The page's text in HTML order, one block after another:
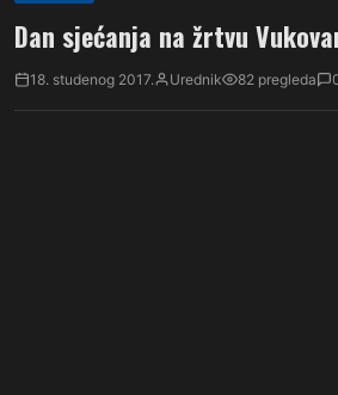
Dan sjećanja na žrtvu
18. studenog 2017. Urednik 82 pregleda